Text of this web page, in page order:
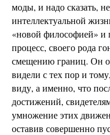
моды, и надо сказать,
интеллектуальной
«новой философией» и
процесс, своего рода
смещению границ. Он
видели с тех пор и
виду, а именно, что
достижений,
умножение этих
оставив совершенно